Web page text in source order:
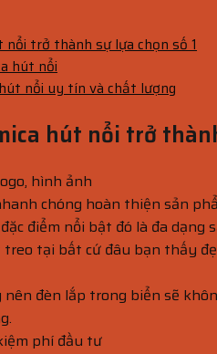
trở thành sự lựa chọn số 1
hút nổi
nổi uy tín và chất lượng
hút nổi trở
hình ảnh
chóng hoàn thiện sản
điểm nổi bật đó là đa
tại bất cứ đâu bạn thấy
đèn lắp trong biển sẽ
phí đầu tư